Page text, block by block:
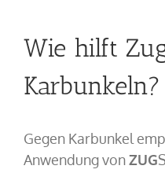
Wie hilft
Karbunkeln?
Gegen Karbunkel
Anwendung vonZUG